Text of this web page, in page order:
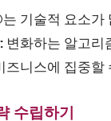
는 기술적 요소가
변화하는 알고리
즈니스에 집중할
수립하기